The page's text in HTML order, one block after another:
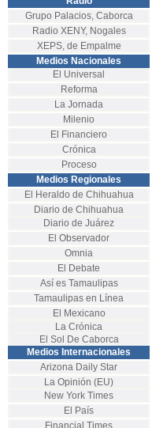
Grupo Palacios, Caborca
Radio XENY, Nogales
XEPS, de Empalme
Medios Nacionales
El Universal
Reforma
La Jornada
Milenio
El Financiero
Crónica
Proceso
Medios Regionales
El Heraldo de Chihuahua
Diario de Chihuahua
Diario de Juárez
El Observador
Omnia
El Debate
Así es Tamaulipas
Tamaulipas en Línea
El Mexicano
La Crónica
El Sol De Caborca
Medios Internacionales
Arizona Daily Star
La Opinión (EU)
New York Times
El País
Financial Times